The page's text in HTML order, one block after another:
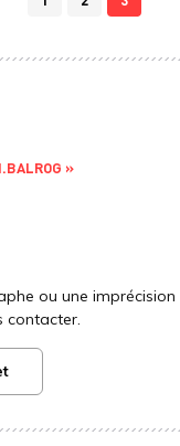
»
ou une imprécision
contacter.